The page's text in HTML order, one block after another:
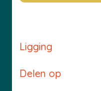
Ligging
Delen op